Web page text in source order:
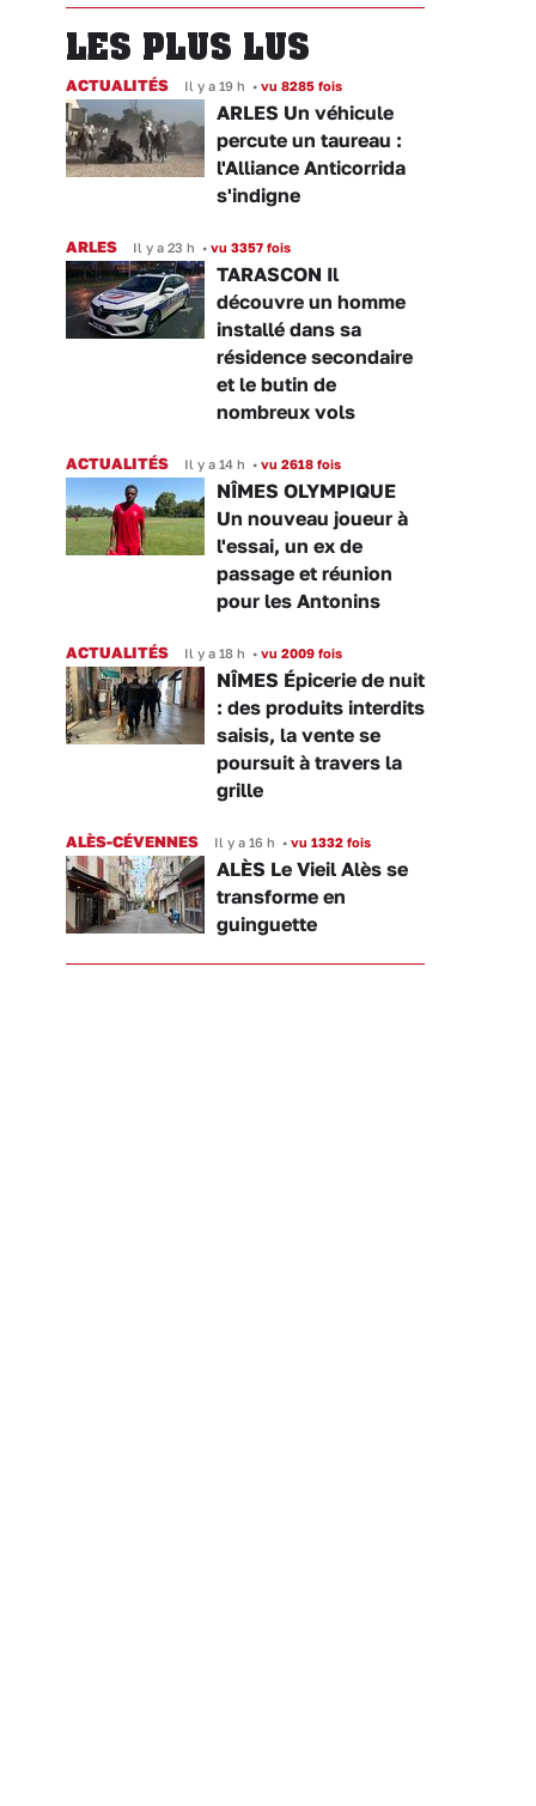
LES PLUS LUS
ACTUALITÉS Il y a 19 h • vu 8285 fois
ARLES Un véhicule
percute un taureau :
l'Alliance Anticorrida
s'indigne
ARLES Il y a 23 h • vu 3357 fois
TARASCON Il
découvre un homme
installé dans sa
résidence secondaire
et le butin de
nombreux vols
ACTUALITÉS Il y a 14 h • vu 2618 fois
NÎMES OLYMPIQUE
Un nouveau joueur à
l'essai, un ex de
passage et réunion
pour les Antonins
ACTUALITÉS Il y a 18 h • vu 2009 fois
NÎMES Épicerie de nuit
: des produits interdits
saisis, la vente se
poursuit à travers la
grille
ALÈS-CÉVENNES Il y a 16 h • vu 1332 fois
ALÈS Le Vieil Alès se
transforme en
guinguette